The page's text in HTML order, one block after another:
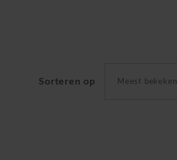
Sorteren op Meest bekeken